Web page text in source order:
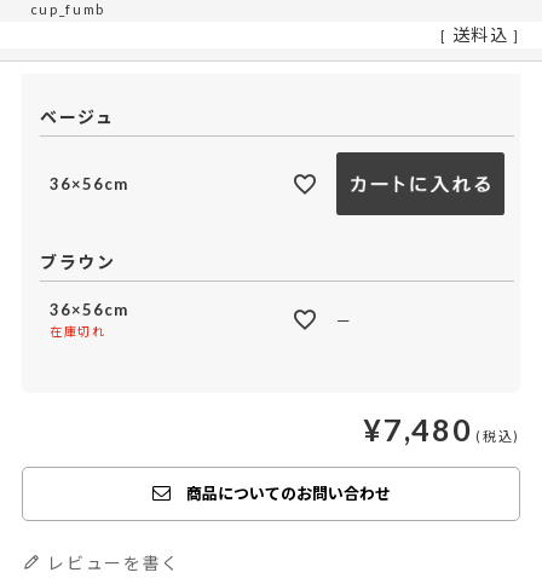
cup_fumb
送料込
ベージュ
36×56cm
ブラウン
36×56cm
在庫切れ
—
¥7,480
商品についてのお問い合わせ
レビューを書く